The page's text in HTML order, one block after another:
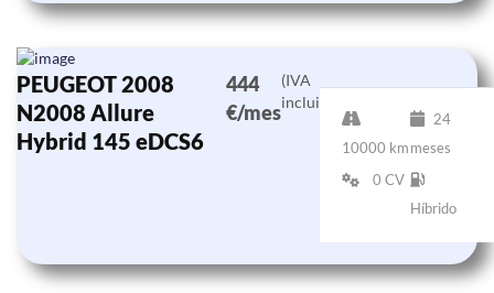
PEUGEOT 2008
N2008 Allure
Hybrid 145 eDCS6
444
€/mes
(IVA
incluido)
10000 km
24
meses
0 CV
Híbrido